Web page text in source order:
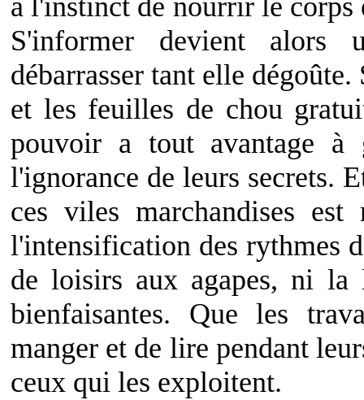
à l'instinct de nourrir le corps
S'informer devient
débarrasser tant elle
et les feuilles de chou
pouvoir a tout avantage à
l'ignorance de leurs secrets.
ces viles marchandises
l'intensification des rythmes
de loisirs aux agapes, ni la
bienfaisantes. Que les
manger et de lire pendant
ceux qui les exploitent.